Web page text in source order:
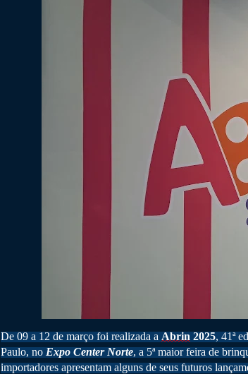
De 09 a 12 de março foi realizada a Abrin 2025, 41ª
Paulo, no Expo Center Norte, a 5ª maior feira de
importadores apresentam alguns de seus futuros